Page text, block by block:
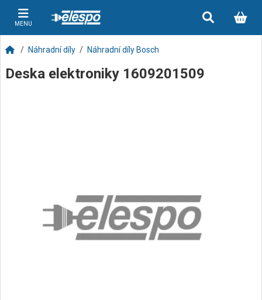
MENU
Náhradní díly Náhradní díly Bosch
Deska elektroniky 1609201509